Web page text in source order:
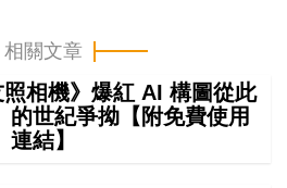
相關文章
相機》爆紅 AI 構圖從此
的世紀爭拗【附免費使用
連結】